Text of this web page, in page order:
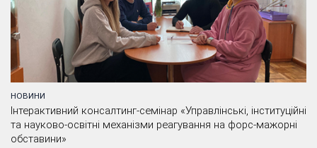
НОВИНИ
Інтерактивний консалтинг-семінар «Управлінські, інституційні
та науково-освітні механізми реагування на форс-мажорні
обставини»